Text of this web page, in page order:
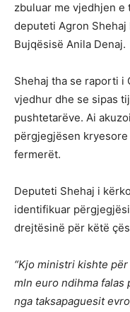
zbuluar me vjedhjen
deputeti Agron
Bujqësisë Anila Denaj.
Shehaj tha se raporti i
vjedhur dhe se sipas
pushtetarëve. Ai
përgjegjësen
fermerët.
Deputeti Shehaj i
identifikuar
drejtësinë për këtë
“Kjo ministri kishte
mln euro ndihma falas
nga taksapaguesit